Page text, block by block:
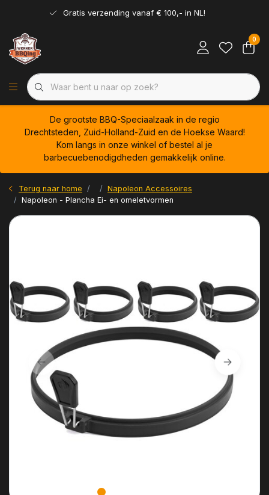
Gratis verzending vanaf € 100,- in NL!
0
De grootste BBQ-Speciaalzaak in de regio
Drechtsteden, Zuid-Holland-Zuid en de Hoekse Waard!
Kom langs in onze winkel of bestel al je
barbecuebenodigdheden gemakkelijk online.
Terug naar home
Napoleon Accessoires
Napoleon - Plancha Ei- en omeletvormen